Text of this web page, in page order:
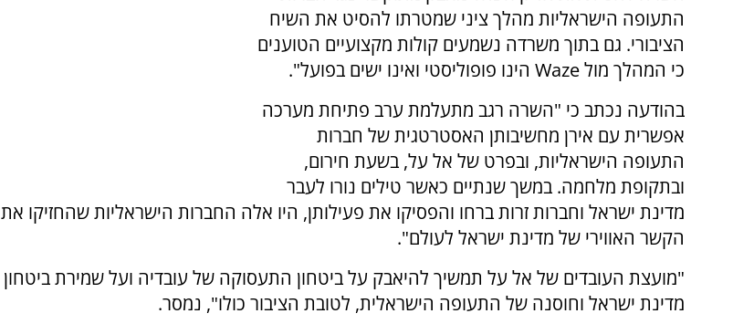
התעופה הישראליות מהלך ציני שמטרתו להסיט את השיח
הציבורי. גם בתוך משרדה נשמעים קולות מקצועיים הטוענים
כי המהלך מול Waze הינו פופוליסטי ואינו ישים בפועל".
בהודעה נכתב כי "השרה רגב מתעלמת ערב פתיחת מערכה
אפשרית עם אירן מחשיבותן האסטרטגית של חברות
התעופה הישראליות, ובפרט של אל על, בשעת חירום,
ובתקופת מלחמה. במשך שנתיים כאשר טילים נורו לעבר
מדינת ישראל וחברות זרות ברחו והפסיקו את פעילותן, היו אלה החברות הישראליות שהחזיקו את
הקשר האווירי של מדינת ישראל לעולם".
"מועצת העובדים של אל על תמשיך להיאבק על ביטחון התעסוקה של עובדיה ועל שמירת ביטחון
מדינת ישראל וחוסנה של התעופה הישראלית, לטובת הציבור כולו", נמסר.